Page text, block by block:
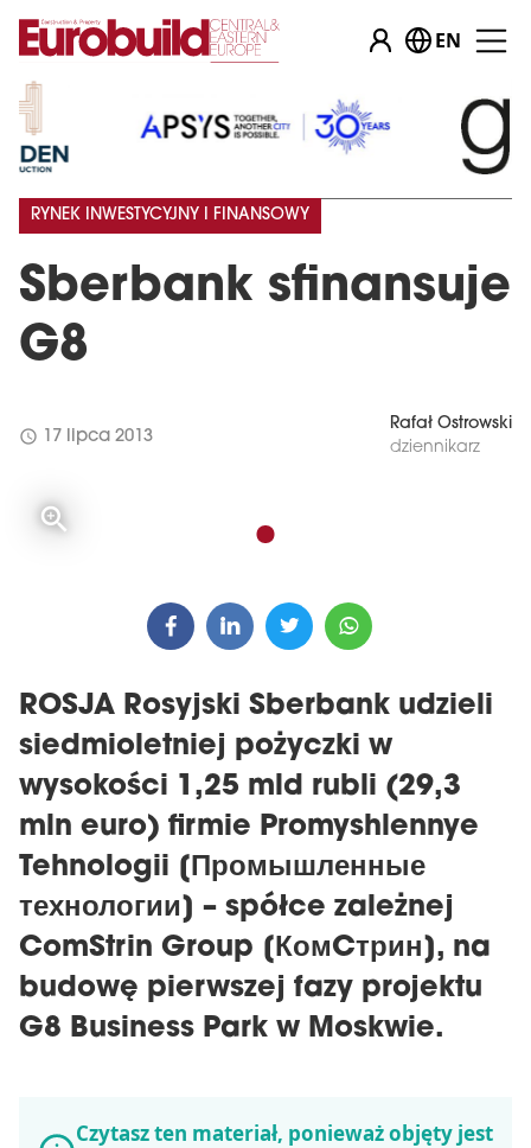
EN
Sberbank sfinansuje
G8
RYNEK INWESTYCYJNY I FINANSOWY
schedule 17 lipca 2013
Rafał Ostrowski
dziennikarz
ROSJA Rosyjski Sberbank udzieli
siedmioletniej pożyczki w
wysokości 1,25 mld rubli (29,3
mln euro) firmie Promyshlennye
Tehnologii [Промышленные
технологии] – spółce zależnej
ComStrin Group [КомCтрин], na
budowę pierwszej fazy projektu
G8 Business Park w Moskwie.
Czytasz ten materiał, ponieważ objęty jest